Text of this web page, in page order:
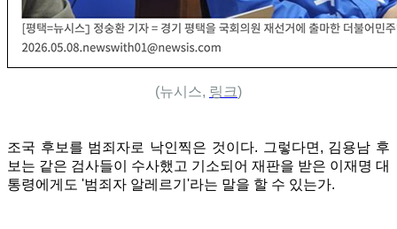
(뉴시스, 링크)
조국 후보를 범죄자로 낙인찍은 것이다. 그렇다면, 김용남 후
보는 같은 검사들이 수사했고 기소되어 재판을 받은 이재명 대
통령에게도 '범죄자 알레르기'라는 말을 할 수 있는가.